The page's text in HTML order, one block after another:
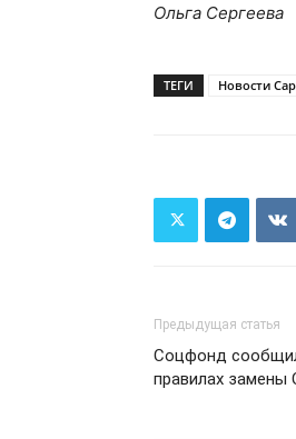
Ольга Сергеева
ТЕГИ Новости
Предыдущая статья
Соцфонд
правилах